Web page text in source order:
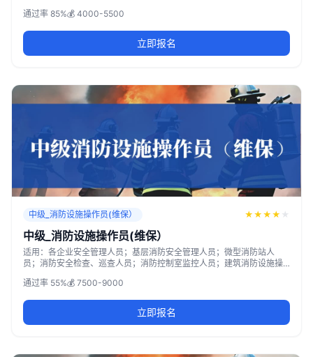
通过率 85%💰 4000-5500
立即报名
中级_消防设施操作员(维保） ★ ★ ★ ★ ★
中级_消防设施操作员(维保）
适用：各企业安全管理人员；基层消防安全管理人员；微型消防站人
员；消防安全检查、巡查人员；消防控制室监控人员；建筑消防设施操
通过率 55%💰 7500-9000
立即报名